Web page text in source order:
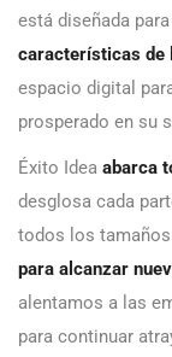
está diseñada
características de
espacio digital
prosperado en su
Éxito Idea abarca
desglosa cada
todos los tamaños
para alcanzar
alentamos a las
para continuar